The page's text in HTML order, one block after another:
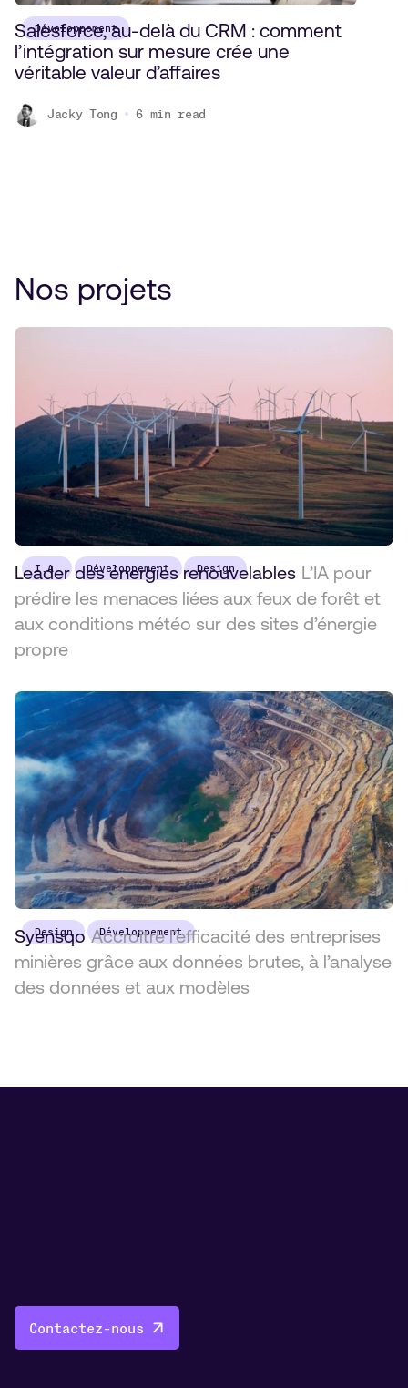
Développement
Salesforce, au-delà du CRM : comment
l’intégration sur mesure crée une
véritable valeur d’affaires
Jacky Tong 6 min read
Nos projets
I.A. Développement Design
Leader des énergies renouvelables L’IA pour
prédire les menaces liées aux feux de forêt et
aux conditions météo sur des sites d’énergie
propre
Design Développement
Syensqo Accroître l’efficacité des entreprises
minières grâce aux données brutes, à l’analyse
des données et aux modèles
Contactez-nous